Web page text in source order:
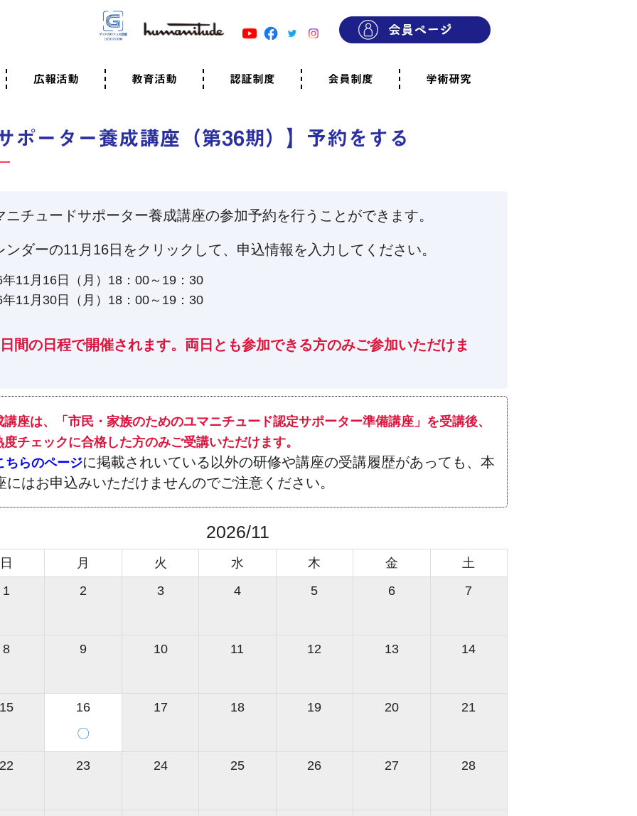
広報活動 教育活動 認証制度 会員制度 学術研究
ポーター養成講座（第36期）】予約をする
ニチュードサポーター養成講座の参加予約を行うことができます。
ンダーの11月16日をクリックして、申込情報を入力してください。
年11月16日（月）18：00～19：30
年11月30日（月）18：00～19：30
間の日程で開催されます。両日とも参加できる方のみご参加いただけま
講座は、「市民・家族のためのユマニチュード認定サポーター準備講座」を受講後、
度チェックに合格した方のみご受講いただけます。
ちらのページに掲載されいている以外の研修や講座の受講履歴があっても、本
にはお申込みいただけませんのでご注意ください。
2026/11
日 月 火 水 木 金
土
1
2 3 4 5 6 7
8 9 10 11 12 13 14
16
〇
17 18 19 20 21
23 24 25 26 27 28